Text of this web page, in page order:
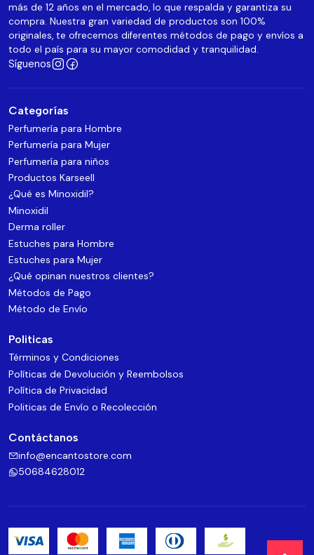
más de 12 años en el mercado, lo que respalda y garantiza su
compra. Nuestra gran variedad de productos son 100%
originales, te ofrecemos diferentes métodos de pago y envíos a
todo el país para su mayor comodidad y tranquilidad.
Síguenos
Categorías
Perfumería para Hombre
Perfumería para Mujer
Perfumería para niños
Productos Karseell
¿Qué es Minoxidil?
Minoxidil
Derma roller
Estuches para Hombre
Estuches para Mujer
¿Qué opinan nuestros clientes?
Métodos de Pago
Método de Envío
Politicas
Términos y Condiciones
Políticas de Devolución y Reembolsos
Política de Privacidad
Politicas de Envío o Recolección
Contáctanos
info@encantostore.com
50684628012